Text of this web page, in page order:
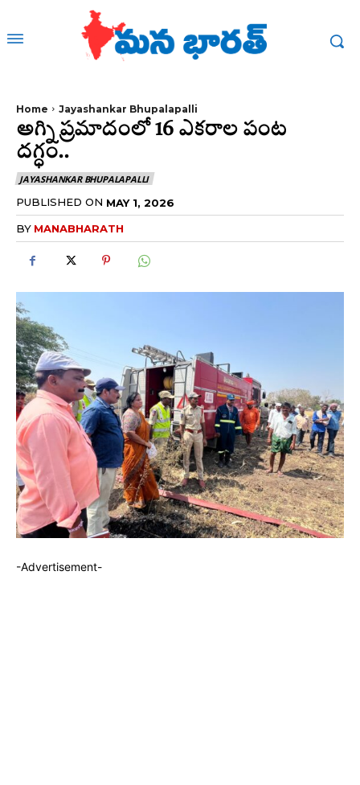
Home Jayashankar Bhupalapalli
అగ్ని ప్రమాదంలో 16 ఎకరాల పంట
దగ్ధం..
JAYASHANKAR BHUPALAPALLI
PUBLISHED ON MAY 1, 2026
BY MANABHARATH
-Advertisement-